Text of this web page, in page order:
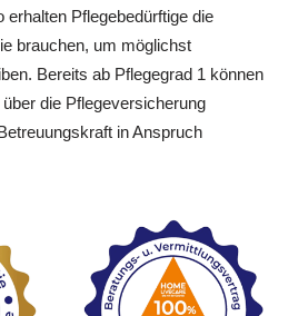
erhalten Pflegebedürftige die
brauchen, um möglichst
Bereits ab Pflegegrad 1 können
die Pflegeversicherung
in Anspruch